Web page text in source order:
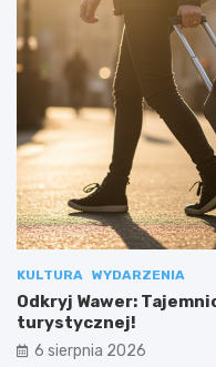
KULTURA WYDARZENIA
Odkryj Wawer:
turystycznej!
6 sierpnia 2026